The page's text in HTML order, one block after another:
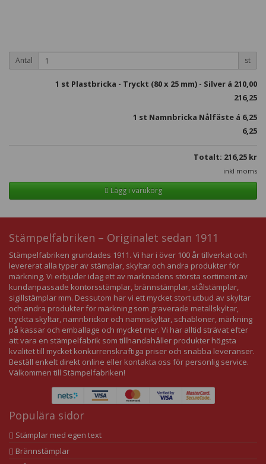
Antal st
1 st Plastbricka - Tryckt (80 x 25 mm) - Silver á 210,00
216,25
1 st Namnbricka Nålfäste á 6,25
6,25
Totalt: 216,25 kr
inkl moms
Lägg i varukorg
Stämpelfabriken – Originalet sedan 1911
Stämpelfabriken grundades 1911. Vi har i över 100 år tillverkat och
levererat alla typer av stämplar, skyltar och andra produkter för
märkning. Vi erbjuder idag ett av marknadens största sortiment av
kundanpassade kontorsstämplar, brännstämplar, stålstämplar,
sigillstämplar mm. Dessutom har vi ett mycket stort utbud av skyltar
och andra produkter för märkning som graverade metallskyltar,
tryckta skyltar, namnbrickor och namnskyltar, schabloner, märkning
på kassar och emballage och mycket mer. Vi har alltid strävat efter
att vara en stämpelfabrik som tillhandahåller produkter högsta
kvalitet till mycket konkurrenskraftiga priser och snabba leveranser.
Beställ enkelt direkt online eller kontakta oss för personlig service.
Välkommen till Stämpelfabriken!
Populära sidor
Stämplar med egen text
Brännstämplar